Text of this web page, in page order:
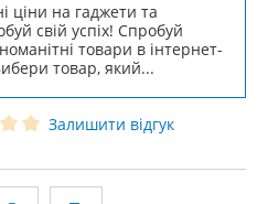
ціни на гаджети та
свій успіх! Спробуй
товари в інтернет-
товар, який...
Залишити відгук